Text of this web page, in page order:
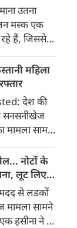
उतना
मस्‍क एक
रहे हैं, जिससे
एक शर्त
महिला
देश की
सनसनीखेज
मामला सामने
पाकिस्तानी
महिला
में फंसकर
साझा करने
किया
नोटों के
लूट लिए 6
से लडकों
सामने
हसीना ने 6